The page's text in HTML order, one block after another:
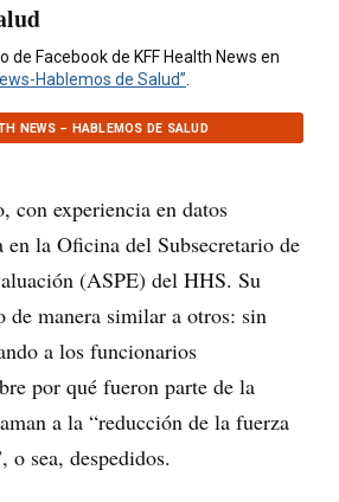
de Facebook de KFF Health News en
Hablemos de Salud”.
NEWS – HABLEMOS DE SALUD
con experiencia en datos
en la Oficina del Subsecretario de
(ASPE) del HHS. Su
de manera similar a otros: sin
a los funcionarios
por qué fueron parte de la
a la “reducción de la fuerza
o sea, despedidos.